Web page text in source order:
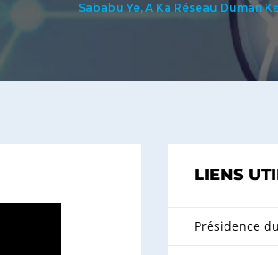
Sababu Ye, A Ka Réseau Duman
LIENS
Présidence